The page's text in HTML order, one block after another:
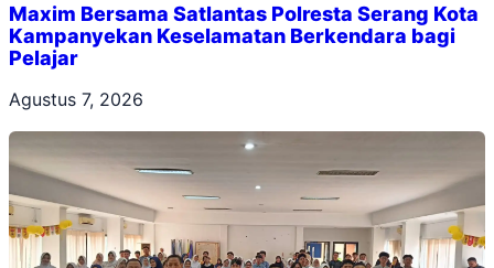
Maxim Bersama Satlantas Polresta Serang Kota
Kampanyekan Keselamatan Berkendara bagi
Pelajar
Agustus 7, 2026